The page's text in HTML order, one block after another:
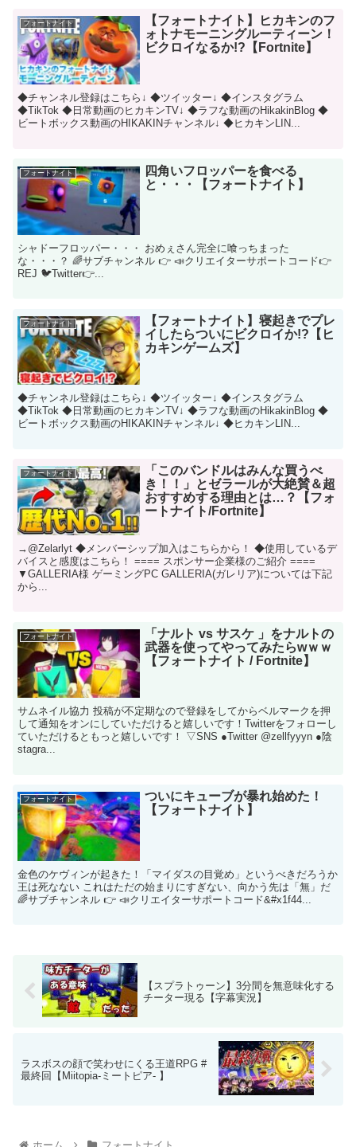
フォートナイト
【フォートナイト】ヒカキンのフ
ォトナモーニングルーティーン！
ビクロイなるか!?【Fortnite】
◆チャンネル登録はこちら↓ ◆ツイッター↓ ◆インスタグラム
◆TikTok ◆日常動画のヒカキンTV↓ ◆ラフな動画のHikakinBlog ◆
ビートボックス動画のHIKAKINチャンネル↓ ◆ヒカキンLIN...
フォートナイト
四角いフロッパーを食べる
と・・・【フォートナイト】
シャドーフロッパー・・・ おめぇさん完全に喰っちまった
な・・・？ 🌈サブチャンネル 👉 📣クリエイターサポートコード👉
REJ 🐦Twitter👉...
フォートナイト
【フォートナイト】寝起きでプレ
イしたらついにビクロイか!?【ヒ
カキンゲームズ】
◆チャンネル登録はこちら↓ ◆ツイッター↓ ◆インスタグラム
◆TikTok ◆日常動画のヒカキンTV↓ ◆ラフな動画のHikakinBlog ◆
ビートボックス動画のHIKAKINチャンネル↓ ◆ヒカキンLIN...
フォートナイト
「このバンドルはみんな買うべ
き！！」とゼラールが大絶賛＆超
おすすめする理由とは…？【フォ
ートナイト/Fortnite】
→@Zelarlyt ◆メンバーシップ加入はこちらから！ ◆使用しているデ
バイスと感度はこちら！ ==== スポンサー企業様のご紹介 ====
▼GALLERIA様 ゲーミングPC GALLERIA(ガレリア)については下記
から...
フォートナイト
「ナルト vs サスケ 」をナルトの
武器を使ってやってみたらwｗｗ
【フォートナイト / Fortnite】
サムネイル協力 投稿が不定期なので登録をしてからベルマークを押
して通知をオンにしていただけると嬉しいです！Twitterをフォローし
ていただけるともっと嬉しいです！ ▽SNS ●Twitter @zellfyyyn ●陰
stagra...
フォートナイト
ついにキューブが暴れ始めた！
【フォートナイト】
金色のケヴィンが起きた！「マイダスの目覚め」というべきだろうか
王は死なない これはただの始まりにすぎない、向かう先は「無」だ
🌈サブチャンネル 👉 📣クリエイターサポートコード&#x1f44...
【スプラトゥーン】3分間を無意味化する
チーター現る【字幕実況】
ラスボスの顔で笑わせにくる王道RPG #
最終回【Miitopia-ミートピア- 】